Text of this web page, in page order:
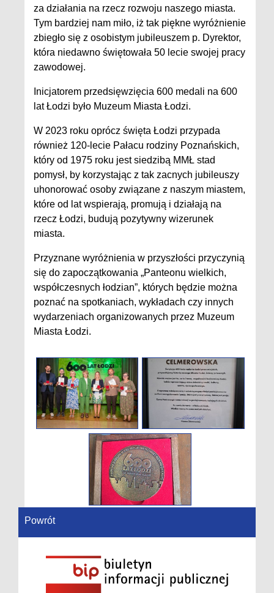
za działania na rzecz rozwoju naszego miasta.
Tym bardziej nam miło, iż tak piękne wyróżnienie
zbiegło się z osobistym jubileuszem p. Dyrektor,
która niedawno świętowała 50 lecie swojej pracy
zawodowej.
Inicjatorem przedsięwzięcia 600 medali na 600
lat Łodzi było Muzeum Miasta Łodzi.
W 2023 roku oprócz święta Łodzi przypada
również 120-lecie Pałacu rodziny Poznańskich,
który od 1975 roku jest siedzibą MMŁ stad
pomysł, by korzystając z tak zacnych jubileuszy
uhonorować osoby związane z naszym miastem,
które od lat wspierają, promują i działają na
rzecz Łodzi, budują pozytywny wizerunek
miasta.
Przyznane wyróżnienia w przyszłości przyczynią
się do zapoczątkowania „Panteonu wielkich,
współczesnych łodzian”, których będzie można
poznać na spotkaniach, wykładach czy innych
wydarzeniach organizowanych przez Muzeum
Miasta Łodzi.
Powrót